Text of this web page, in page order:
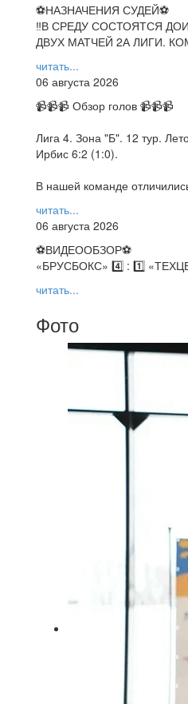
⚽НАЗНАЧЕНИЯ СУДЕЙ⚽
‼В СРЕДУ СОСТОЯТСЯ
ДВУХ МАТЧЕЙ 2А ЛИГИ.
читать...
06 августа 2026
📹📹📹 Обзор голов 📹📹📹
Лига 4. Зона "Б". 12 тур.
Ирбис 6:2 (1:0).
В нашей команде
читать...
06 августа 2026
⚽️ВИДЕООБЗОР⚽️
«БРУСБОКС» 4️⃣ : 1️⃣
читать...
Фото